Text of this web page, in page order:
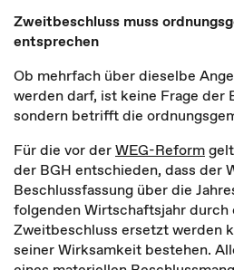
Zweitbeschluss muss
entsprechen
Ob mehrfach über dieselbe
werden darf, ist keine Frage der
sondern betrifft die
Für die vor derWEG-Reform
der BGH entschieden, dass der
Beschlussfassung über die
folgenden Wirtschaftsjahr durch
Zweitbeschluss ersetzt werden
seiner Wirksamkeit bestehen.